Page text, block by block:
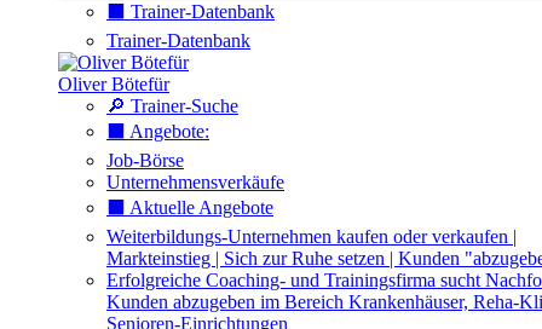
⬛️ Trainer-Datenbank
Trainer-Datenbank
Oliver Bötefür
🔎 Trainer-Suche
⬛️ Angebote:
Job-Börse
Unternehmensverkäufe
⬛️ Aktuelle Angebote
Weiterbildungs-Unternehmen kaufen oder verkaufen |
Markteinstieg | Sich zur Ruhe setzen | Kunden
Erfolgreiche Coaching- und Trainingsfirma sucht
Kunden abzugeben im Bereich Krankenhäuser, Reha-
Senioren-Einrichtungen